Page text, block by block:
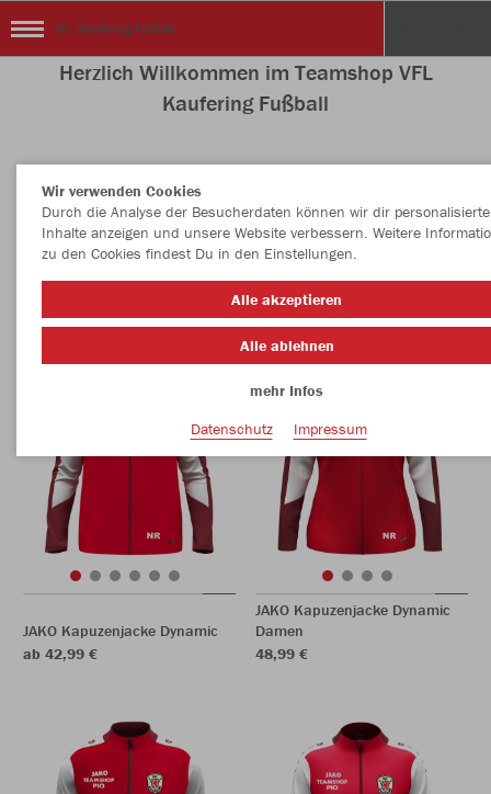
VFL Kaufering Fußball
Herzlich Willkommen im Teamshop VFL
Kaufering Fußball
Nachhaltig Farbe
JAKO Kapuzenjacke Dynamic
ab 42,99 €
JAKO Kapuzenjacke Dynamic
Damen
48,99 €
Wir verwenden Cookies
Durch die Analyse der Besucherdaten können wir dir personalisierte
Inhalte anzeigen und unsere Website verbessern. Weitere
zu den Cookies findest Du in den Einstellungen.
Alle akzeptieren
Alle ablehnen
mehr Infos
Datenschutz
Impressum